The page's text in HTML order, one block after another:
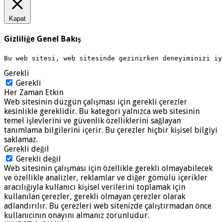
Kapat
Gizliliğe Genel Bakış
Bu web sitesi, web sitesinde gezinirken deneyiminizi
Gerekli
Gerekli
Her Zaman Etkin
Web sitesinin düzgün çalışması için gerekli çerezler
kesinlikle gereklidir. Bu kategori yalnızca web sitesinin
temel işlevlerini ve güvenlik özelliklerini sağlayan
tanımlama bilgilerini içerir. Bu çerezler hiçbir kişisel bilgiyi
saklamaz.
Gerekli değil
Gerekli değil
Web sitesinin çalışması için özellikle gerekli olmayabilecek
ve özellikle analizler, reklamlar ve diğer gömülü içerikler
aracılığıyla kullanıcı kişisel verilerini toplamak için
kullanılan çerezler, gerekli olmayan çerezler olarak
adlandırılır. Bu çerezleri web sitenizde çalıştırmadan önce
kullanıcının onayını almanız zorunludur.